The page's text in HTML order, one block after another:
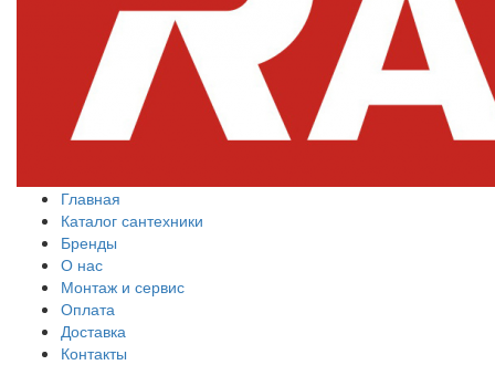
Главная
Каталог сантехники
Бренды
О нас
Монтаж и сервис
Оплата
Доставка
Контакты